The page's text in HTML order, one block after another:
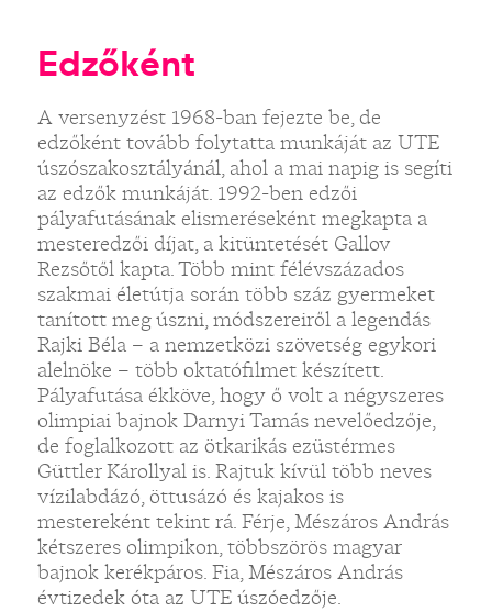
Edzőként
A versenyzést 1968-ban fejezte be, de
edzőként tovább folytatta munkáját az UTE
úszószakosztályánál, ahol a mai napig is segíti
az edzők munkáját. 1992-ben edzői
pályafutásának elismeréseként megkapta a
mesteredzői díjat, a kitüntetését Gallov
Rezsőtől kapta. Több mint félévszázados
szakmai életútja során több száz gyermeket
tanított meg úszni, módszereiről a legendás
Rajki Béla – a nemzetközi szövetség egykori
alelnöke – több oktatófilmet készített.
Pályafutása ékköve, hogy ő volt a négyszeres
olimpiai bajnok Darnyi Tamás nevelőedzője,
de foglalkozott az ötkarikás ezüstérmes
Güttler Károllyal is. Rajtuk kívül több neves
vízilabdázó, öttusázó és kajakos is
mestereként tekint rá. Férje, Mészáros András
kétszeres olimpikon, többszörös magyar
bajnok kerékpáros. Fia, Mészáros András
évtizedek óta az UTE úszóedzője.